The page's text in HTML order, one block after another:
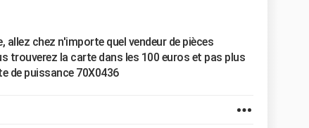
allez chez n'importe quel vendeur de pièces
trouverez la carte dans les 100 euros et pas plus
de puissance 70X0436